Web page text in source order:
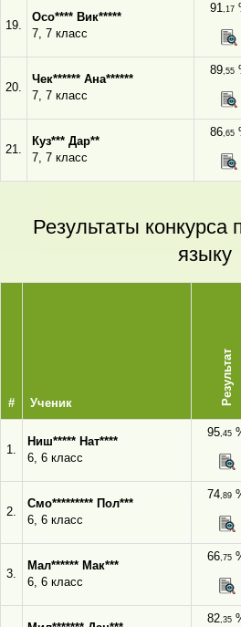
19.
Осо**** Вик*****
7, 7 класс
91,17
20.
Чек****** Ана******
7, 7 класс
89,55
21.
Куз*** Дар**
7, 7 класс
86,65
Результаты конкурса
языку
# Ученик Результат
1.
Ниш***** Нат****
6, 6 класс
95,45
2.
Смо********* Пол***
6, 6 класс
74,89
3.
Мал****** Мак***
6, 6 класс
66,75
82,35